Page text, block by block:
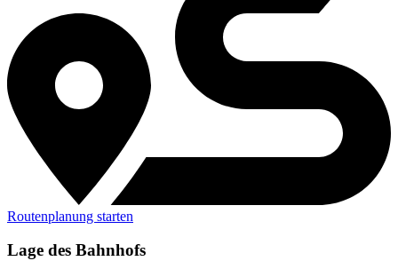
Routenplanung starten
Lage des Bahnhofs